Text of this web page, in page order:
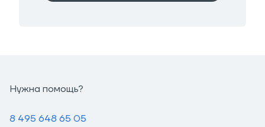
Нужна помощь?
8 495 648 65 05